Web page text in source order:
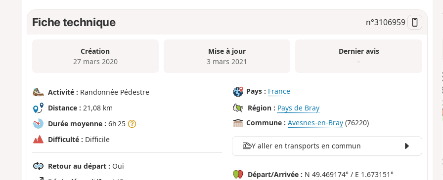
Fiche technique n°3106959
Création
27 mars 2020
Mise à jour
3 mars 2021
Dernier avis
–
Activité : Randonnée Pédestre
Distance : 21,08 km
Durée moyenne : 6h 25
Difficulté : Difficile
Retour au départ : Oui
Pays : France
Région : Pays de Bray
Commune : Avesnes-en-Bray (76220)
Y aller en transports en commun
Départ/Arrivée : N 49.469174° / E 1.673151°